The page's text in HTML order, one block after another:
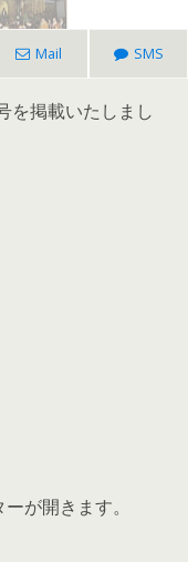
Mail SMS
を掲載いたしまし
が開きます。